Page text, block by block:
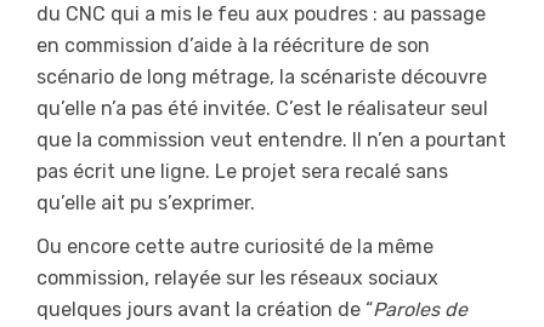
du CNC qui a mis le feu aux poudres : au passage
en commission d’aide à la réécriture de son
scénario de long métrage, la scénariste découvre
qu’elle n’a pas été invitée. C’est le réalisateur seul
que la commission veut entendre. Il n’en a pourtant
pas écrit une ligne. Le projet sera recalé sans
qu’elle ait pu s’exprimer.
Ou encore cette autre curiosité de la même
commission, relayée sur les réseaux sociaux
quelques jours avant la création de “Paroles de